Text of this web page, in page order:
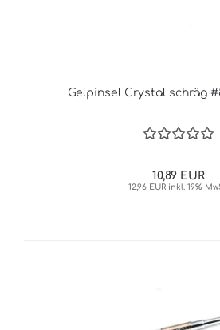
Gelpinsel Crystal schräg
10,89 EUR
12,96 EUR inkl. 19%